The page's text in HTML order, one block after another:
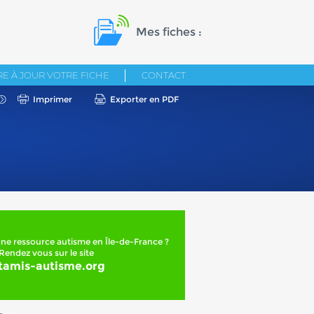
Mes fiches :
À JOUR VOTRE FICHE CONTACT
Imprimer Exporter en PDF
ressource autisme en Île-de-France ?
Rendez vous sur le site
autisme.org